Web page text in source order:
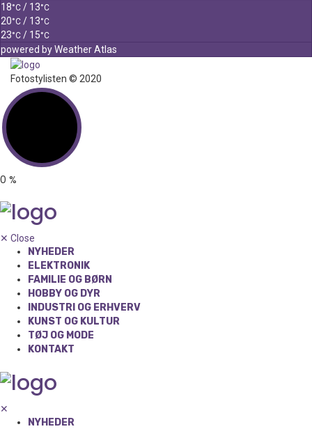
18°C / 13°C
20°C / 13°C
23°C / 15°C
powered byWeather Atlas
Fotostylisten © 2020
0 %
✕ Close
NYHEDER
ELEKTRONIK
FAMILIE OG BØRN
HOBBY OG DYR
INDUSTRI OG ERHVERV
KUNST OG KULTUR
TØJ OG MODE
KONTAKT
✕
NYHEDER